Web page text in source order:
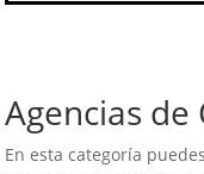
Agencias
En esta categoría